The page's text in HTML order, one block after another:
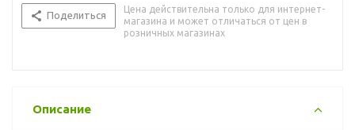
Поделиться
Цена действительна только для интернет-
магазина и может отличаться от цен в
розничных магазинах
Описание